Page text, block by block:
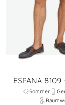
ESPANA
Sommer